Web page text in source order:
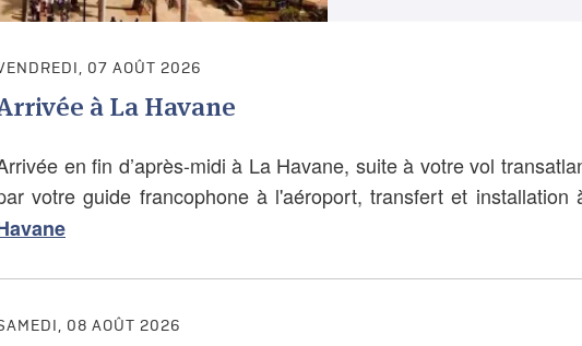
07 AOÛT 2026
à La Havane
en fin d’après-midi à La Havane, suite à votre vol
votre guide francophone à l'aéroport, transfert et
08 AOÛT 2026